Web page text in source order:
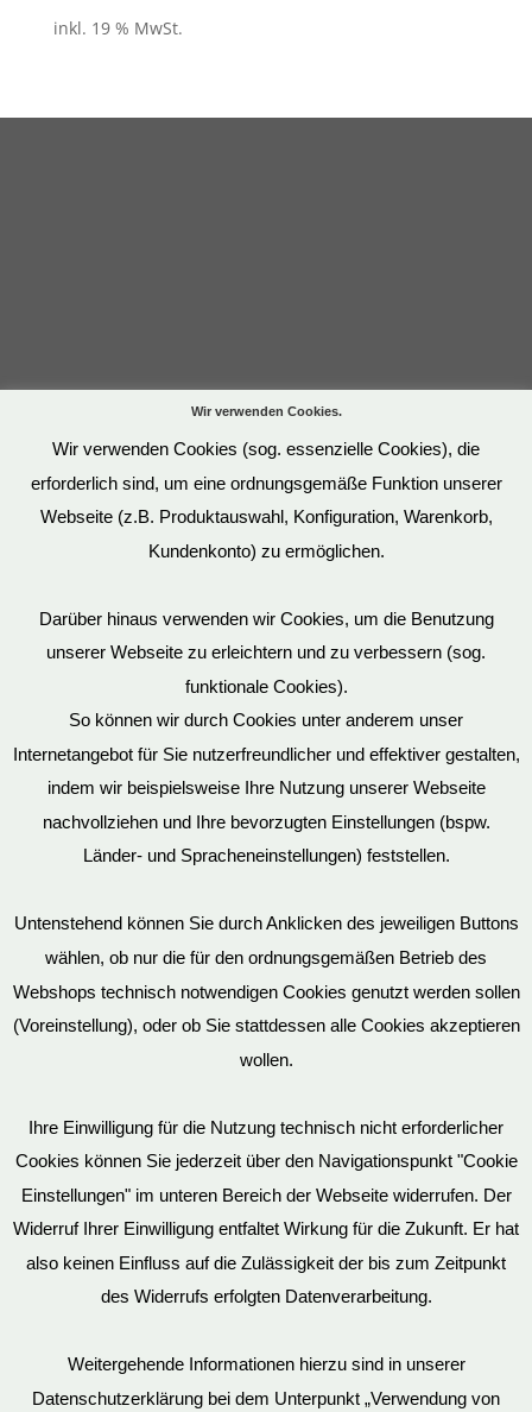
inkl. 19 % MwSt.
Datenschutz
Mein Konto
Vertrag widerrufen
Impressum
Bitte beachten Sie, dass wir für einen zunehmenden Teil der von
uns hergestellten SM-Möbel deutsche Geschmacksmuster beim
Wir verwenden Cookies.
Wir verwenden Cookies (sog. essenzielle Cookies), die
erforderlich sind, um eine ordnungsgemäße Funktion unserer
Webseite (z.B. Produktauswahl, Konfiguration, Warenkorb,
Kundenkonto) zu ermöglichen.
Darüber hinaus verwenden wir Cookies, um die Benutzung
unserer Webseite zu erleichtern und zu verbessern (sog.
funktionale Cookies).
So können wir durch Cookies unter anderem unser
Internetangebot für Sie nutzerfreundlicher und effektiver gestalten,
indem wir beispielsweise Ihre Nutzung unserer Webseite
nachvollziehen und Ihre bevorzugten Einstellungen (bspw.
Länder- und Spracheneinstellungen) feststellen.
Untenstehend können Sie durch Anklicken des jeweiligen Buttons
wählen, ob nur die für den ordnungsgemäßen Betrieb des
Webshops technisch notwendigen Cookies genutzt werden sollen
(Voreinstellung), oder ob Sie stattdessen alle Cookies akzeptieren
wollen.
Ihre Einwilligung für die Nutzung technisch nicht erforderlicher
Cookies können Sie jederzeit über den Navigationspunkt "Cookie
Einstellungen" im unteren Bereich der Webseite widerrufen. Der
Widerruf Ihrer Einwilligung entfaltet Wirkung für die Zukunft. Er hat
also keinen Einfluss auf die Zulässigkeit der bis zum Zeitpunkt
des Widerrufs erfolgten Datenverarbeitung.
Weitergehende Informationen hierzu sind in unserer
Datenschutzerklärung bei dem Unterpunkt „Verwendung von